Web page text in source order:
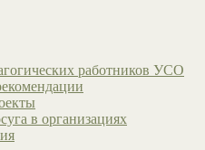
работников УСО
в организациях